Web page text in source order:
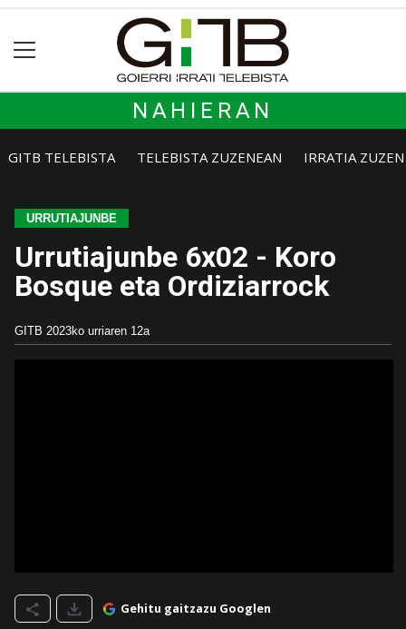
NAHIERAN
GITB TELEBISTA TELEBISTA ZUZENEAN IRRATIA
URRUTIAJUNBE
Urrutiajunbe 6x02 - Koro
Bosque eta Ordiziarrock
GITB 2023ko urriaren 12a
Gehitu gaitzazu Googlen